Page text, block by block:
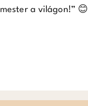
a világon!” 😊